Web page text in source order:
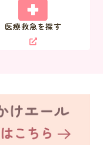
医療救急を探す